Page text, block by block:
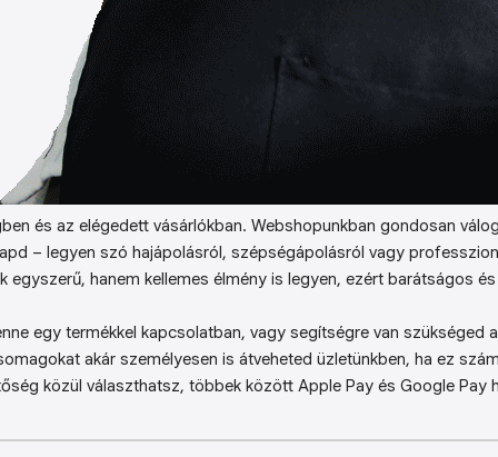
és az elégedett vásárlókban. Webshopunkban gondosan
– legyen szó hajápolásról, szépségápolásról vagy
egyszerű, hanem kellemes élmény is legyen, ezért barátságos
egy termékkel kapcsolatban, vagy segítségre van szükséged
akár személyesen is átveheted üzletünkben, ha ez
közül választhatsz, többek között Apple Pay és Google Pay